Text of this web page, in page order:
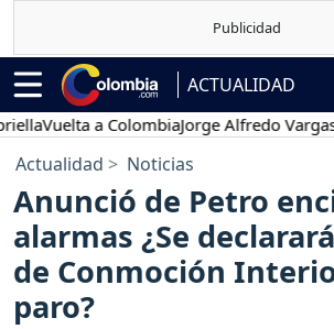
ACTUALIDAD
a ColombiaJorge Alfredo Vargas
Actualidad Noticias
Anunció de Petro
alarmas ¿Se
de Conmoción
paro?